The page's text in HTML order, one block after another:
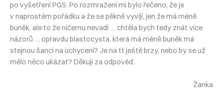
po vyšetření PGS. Po rozmražení mi bylo řečeno, že je
v naprostém pořádku a že se pěkně vyvíjí, jen že má méně
buněk, ale to že ničemu nevadí … chtěla bych tedy znát více
názorů … opravdu blastocysta, která má méně buněk má
stejnou šanci na uchycení? Je na tt ještě brzy, nebo by se už
mělo něco ukázat? Děkuji za odpověď.
Žanka